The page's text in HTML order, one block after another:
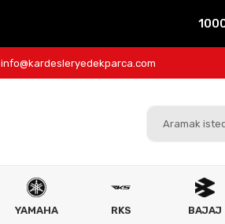
info@kardesleryedekparca.com
YAMAHA RKS BAJAJ